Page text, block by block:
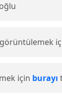
için burayı